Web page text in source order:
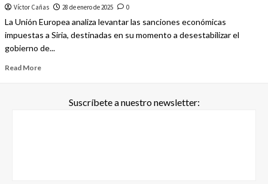
Víctor Cañas 28 de enero de 2025 0
La Unión Europea analiza levantar las sanciones económicas
impuestas a Siria, destinadas en su momento a desestabilizar el
gobierno de...
Read More
Suscríbete a nuestro newsletter: